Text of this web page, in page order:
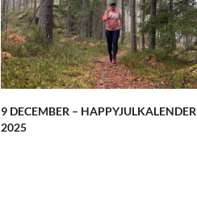
9 DECEMBER – HAPPYJULKALENDER
2025